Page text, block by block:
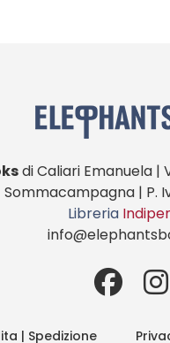
di Caliari Emanuela |
Sommacampagna | P.
Libreria
| Spedizione